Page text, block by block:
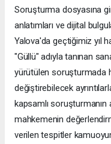
Soruşturma dosyasına
anlatımları ve dijital
Yalova'da geçtiğimiz yıl
"Güllü" adıyla tanınan
yürütülen soruşturmada
değiştirebilecek
kapsamlı
mahkemenin
verilen tespitler